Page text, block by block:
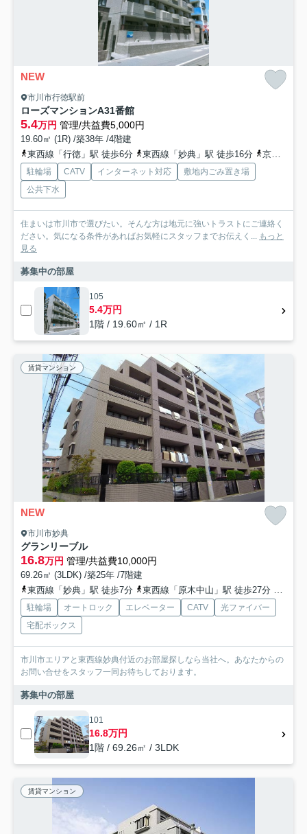
NEW
市川市行徳駅前
ローズマンションA31番館
5.4万円 管理/共益費5,000円
19.60㎡ (1R) /築38年 /4階建
東西線「行徳」駅 徒歩6分
東西線「妙典」駅 徒歩16分 京葉線「市川塩浜」駅 徒歩31分
駐輪場 CATV インターネット対応
敷地内ごみ置き場
公共下水
住まいは市川市で選びたい。そんな方は地元に強いトラストにご連絡く
ださい。気になる条件があればお気軽にスタッフまでお伝えく... もっと
見る
募集中の部屋
105
5.4万円
1階 / 19.60㎡ / 1R
賃貸マンション
NEW
市川市妙典
グランリーブル
16.8万円 管理/共益費10,000円
69.26㎡ (3LDK) /築25年 /7階建
東西線「妙典」駅 徒歩7分
東西線「原木中山」駅 徒歩27分
駐輪場 オートロック エレベーター CATV
光ファイバー
宅配ボックス
市川市エリアと東西線妙典付近のお部屋探しなら当社へ。あなたからの
お問い合せをスタッフ一同お待ちしております。
募集中の部屋
101
16.8万円
1階 / 69.26㎡ / 3LDK
賃貸マンション